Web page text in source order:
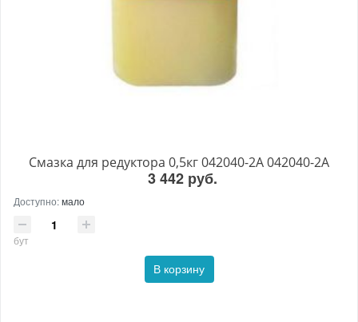
Смазка для редуктора 0,5кг 042040-2A 042040-2A
3 442 руб.
Доступно:мало
бут
В корзину